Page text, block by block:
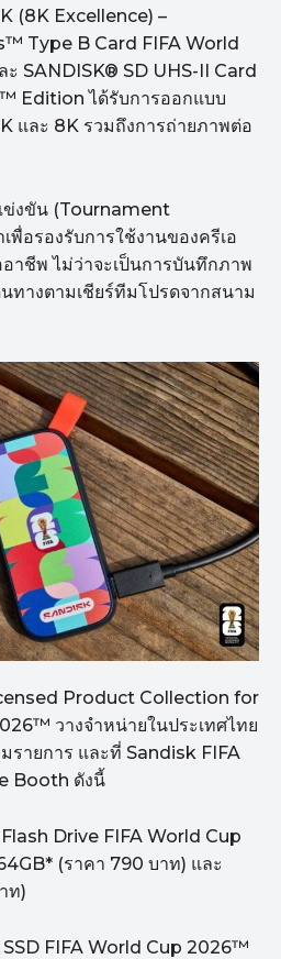
(8K Excellence) –
Type B Card FIFA World
SANDISK® SD UHS-II Card
Edition ได้รับการออกแบบ
และ 8K รวมถึงการถ่ายภาพต่อ
งขัน (Tournament
พื่อรองรับการใช้งานของครีเอ
าชีพ ไม่ว่าจะเป็นการบันทึกภาพ
ทางตามเชียร์ทีมโปรดจากสนาม
Product Collection for
วางจำหน่ายในประเทศไทย
รายการ และที่ Sandisk FIFA
Booth ดังนี้
Drive FIFA World Cup
(ราคา 790 บาท) และ
ท)
FIFA World Cup 2026™